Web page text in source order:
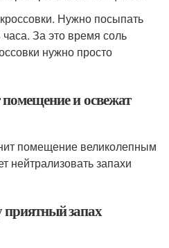
Нужно посыпать
За это время соль
нужно просто
и освежат
помещение великолепным
нейтрализовать запахи
запах